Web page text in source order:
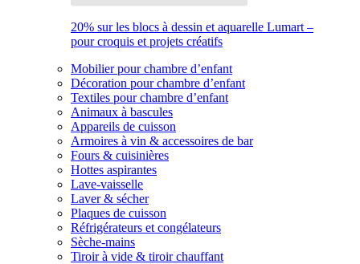
20% sur les blocs à dessin et aquarelle Lumart –
pour croquis et projets créatifs
Mobilier pour chambre d’enfant
Décoration pour chambre d’enfant
Textiles pour chambre d’enfant
Animaux à bascules
Appareils de cuisson
Armoires à vin & accessoires de bar
Fours & cuisinières
Hottes aspirantes
Lave-vaisselle
Laver & sécher
Plaques de cuisson
Réfrigérateurs et congélateurs
Sèche-mains
Tiroir à vide & tiroir chauffant